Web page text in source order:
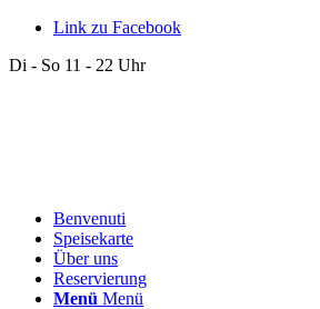
Link zu Facebook
Di - So 11 - 22 Uhr
Benvenuti
Speisekarte
Über uns
Reservierung
Menü Menü